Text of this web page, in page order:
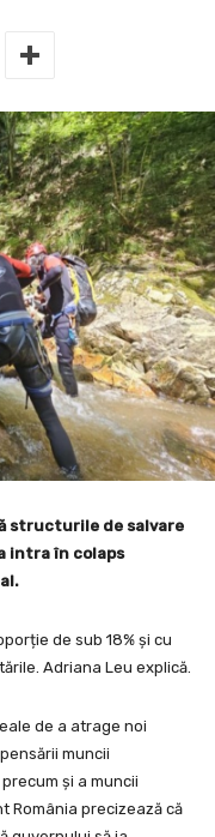
structurile de salvare
intra în colaps
de sub 18% și cu
Adriana Leu explică.
de a atrage noi
muncii
și a muncii
România precizează că